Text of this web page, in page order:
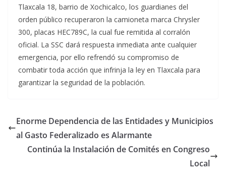
Tlaxcala 18, barrio de Xochicalco, los guardianes del
orden público recuperaron la camioneta marca Chrysler
300, placas HEC789C, la cual fue remitida al corralón
oficial. La SSC dará respuesta inmediata ante cualquier
emergencia, por ello refrendó su compromiso de
combatir toda acción que infrinja la ley en Tlaxcala para
garantizar la seguridad de la población.
Enorme Dependencia de las Entidades y Municipios
al Gasto Federalizado es Alarmante
Continúa la Instalación de Comités en Congreso
Local